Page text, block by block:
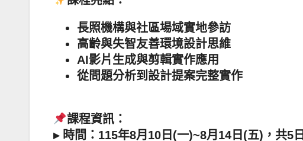
長照機構與社區場域實地參訪
高齡與失智友善環境設計思維
AI影片生成與剪輯實作應用
從問題分析到設計提案完整實作
課程資訊：
▸ 時間：115年8月10日(一)~8月14日(五)，共5日